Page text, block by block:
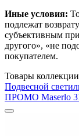
Иные условия:
подлежат
субъективным
другого», «не
покупателем.
Товары коллекции
Подвесной
ПРОМО Maserlo